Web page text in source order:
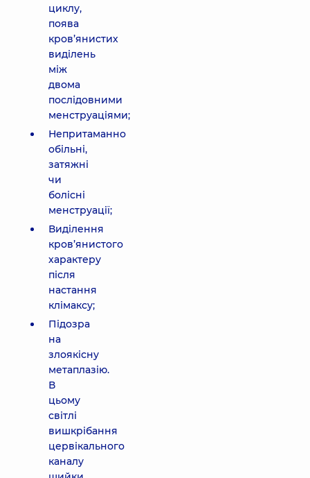
циклу,
поява
кров’янистих
виділень
між
двома
послідовними
менструаціями;
Непритаманно
обільні,
затяжні
чи
болісні
менструації;
Виділення
кров’янистого
характеру
після
настання
клімаксу;
Підозра
на
злоякісну
метаплазію.
В
цьому
світлі
вишкрібання
цервікального
каналу